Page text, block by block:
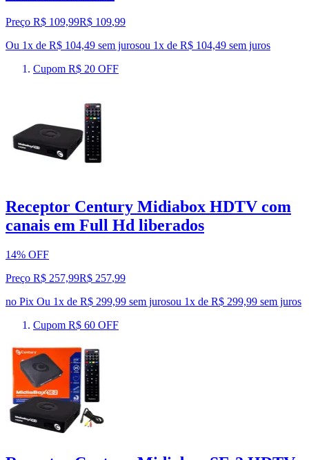
Preço R$ 109,99R$ 109,99
Ou 1x de R$ 104,49 sem jurosou 1x de R$ 104,49 sem juros
Cupom R$ 20 OFF
Receptor Century Midiabox HDTV com
canais em Full Hd liberados
14% OFF
Preço R$ 257,99R$ 257,99
no Pix Ou 1x de R$ 299,99 sem jurosou 1x de R$ 299,99 sem juros
Cupom R$ 60 OFF